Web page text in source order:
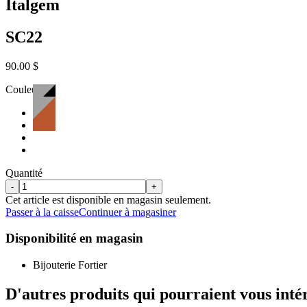
Italgem
SC22
90.00 $
Couleur:
Quantité
- +
Cet article est disponible en magasin seulement.
Passer à la caisseContinuer à magasiner
Disponibilité en magasin
Bijouterie Fortier
D'autres produits qui pourraient vous